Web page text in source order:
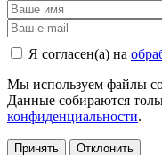
Я согласен(а) на
Мы используем файлы
Данные собираются
конфиденциальности.
Принять Отклонить